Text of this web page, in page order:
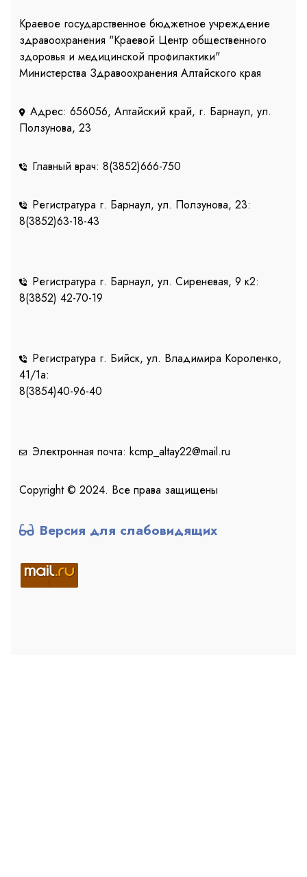
Краевое государственное бюджетное учреждение
здравоохранения "Краевой Центр общественного
здоровья и медицинской профилактики"
Министерства Здравоохранения Алтайского края
Адрес: 656056, Алтайский край, г. Барнаул, ул.
Ползунова, 23
Главный врач: 8(3852)666-750
Регистратура г. Барнаул, ул. Ползунова, 23:
8(3852)63-18-43
Регистратура г. Барнаул, ул. Сиреневая, 9 к2:
8(3852) 42-70-19
Регистратура г. Бийск, ул. Владимира Короленко,
41/1a:
8(3854)40-96-40
Электронная почта: kcmp_altay22@mail.ru
Copyright © 2024. Все права защищены
Версия для слабовидящих